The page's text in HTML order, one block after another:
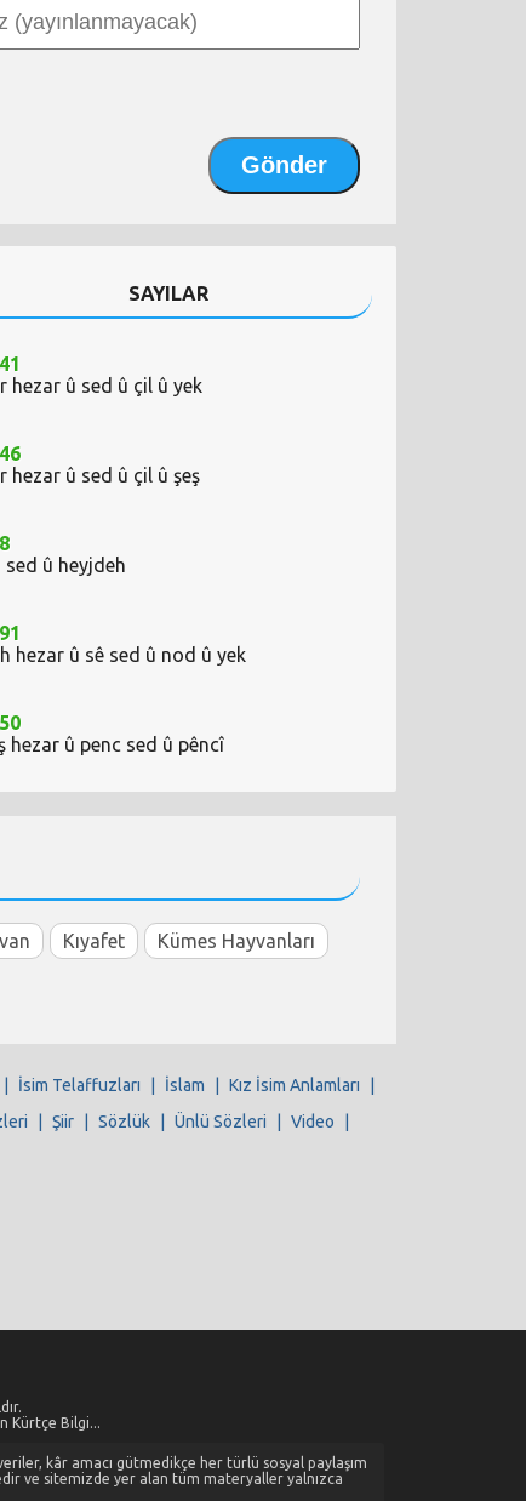
SAYILAR
hezar û sed û çil û yek
hezar û sed û çil û şeş
sed û heyjdeh
hezar û sê sed û nod û yek
hezar û penc sed û pêncî
Kıyafet
Kümes Hayvanları
İsim Telaffuzları İslam Kız İsim Anlamları
Şiir Sözlük Ünlü Sözleri Video
Kürtçe Bilgi...
kâr amacı gütmedikçe her türlü sosyal paylaşım
ve sitemizde yer alan tüm materyaller yalnızca